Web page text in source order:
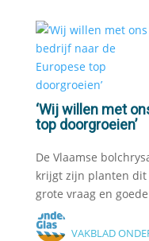
‘Wij willen met
top doorgroeien’
De Vlaamse
krijgt zijn planten dit
grote vraag en
VAKBLAD